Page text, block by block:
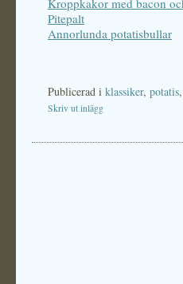
Kroppkakor med bacon
Pitepalt
Annorlunda potatisbullar
Publicerad i klassiker, potatis,
Skriv ut inlägg